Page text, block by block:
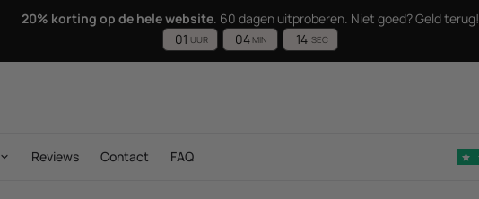
20% korting op de hele website. 60 dagen uitproberen. Niet goed? Geld terug!
01 UUR 04 MIN 12 SEC
Reviews Contact FAQ